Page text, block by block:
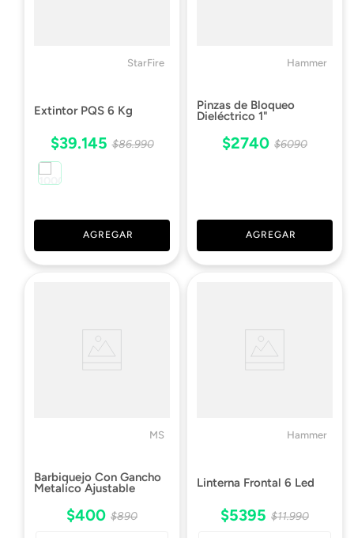
StarFire
Extintor PQS 6 Kg
$39.145 $86.990
AGREGAR
Hammer
Pinzas de Bloqueo
Dieléctrico 1"
$2740 $6090
AGREGAR
MS
Barbiquejo Con Gancho
Metalico Ajustable
$400 $890
Hammer
Linterna Frontal 6 Led
$5395 $11.990